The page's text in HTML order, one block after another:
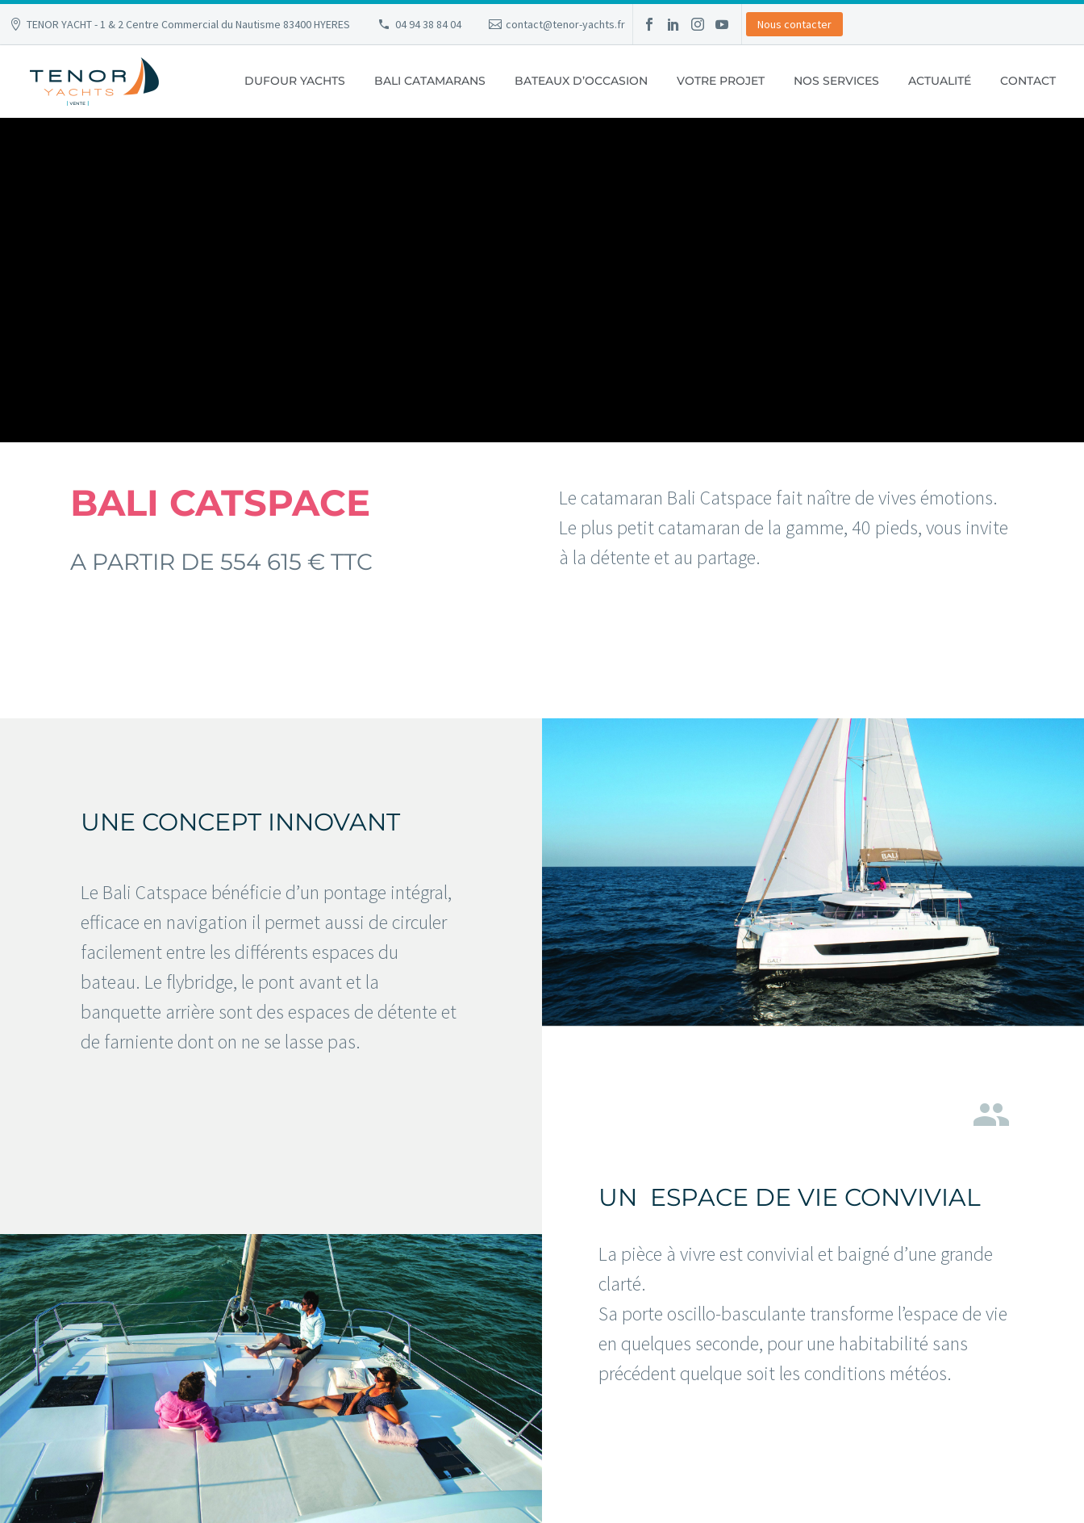
TENOR YACHT - 1 & 2 Centre Commercial du Nautisme 83400 HYERES 04 94 38 84 04 contact@tenor-yachts.fr Nous contacter
DUFOUR YACHTS BALI CATAMARANS BATEAUX D’OCCASION VOTRE PROJET NOS SERVICES ACTUALITÉ CONTACT
BALI CATSPACE
A PARTIR DE 554 615 € TTC
Le catamaran Bali Catspace fait naître de vives émotions.
Le plus petit catamaran de la gamme, 40 pieds, vous invite
à la détente et au partage.
UNE CONCEPT INNOVANT
Le Bali Catspace bénéficie d’un pontage intégral,
efficace en navigation il permet aussi de circuler
facilement entre les différents espaces du
bateau. Le flybridge, le pont avant et la
banquette arrière sont des espaces de détente et
de farniente dont on ne se lasse pas.


UN ESPACE DE VIE CONVIVIAL
La pièce à vivre est convivial et baigné d’une grande
clarté.
Sa porte oscillo-basculante transforme l’espace de vie
en quelques seconde, pour une habitabilité sans
précédent quelque soit les conditions météos.